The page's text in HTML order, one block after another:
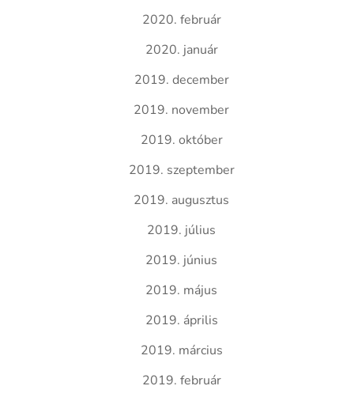
2020. február
2020. január
2019. december
2019. november
2019. október
2019. szeptember
2019. augusztus
2019. július
2019. június
2019. május
2019. április
2019. március
2019. február